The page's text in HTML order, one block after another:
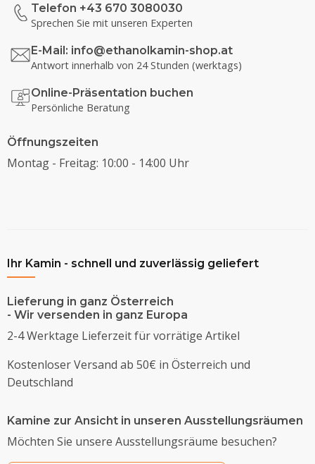
Telefon +43 670 3080030
Sprechen Sie mit unseren Experten
E-Mail: info@ethanolkamin-shop.at
Antwort innerhalb von 24 Stunden (werktags)
Online-Präsentation buchen
Persönliche Beratung
Öffnungszeiten
Montag - Freitag: 10:00 - 14:00 Uhr
Ihr Kamin - schnell und zuverlässig geliefert
Lieferung in ganz Österreich
- Wir versenden in ganz Europa
2-4 Werktage Lieferzeit für vorrätige Artikel
Kostenloser Versand ab 50€ in Österreich und
Deutschland
Kamine zur Ansicht in unseren Ausstellungsräumen
Möchten Sie unsere Ausstellungsräume besuchen?